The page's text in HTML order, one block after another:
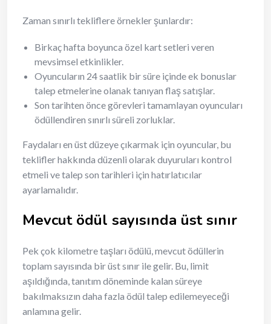
Zaman sınırlı tekliflere örnekler şunlardır:
Birkaç hafta boyunca özel kart setleri veren
mevsimsel etkinlikler.
Oyuncuların 24 saatlik bir süre içinde ek bonuslar
talep etmelerine olanak tanıyan flaş satışlar.
Son tarihten önce görevleri tamamlayan oyuncuları
ödüllendiren sınırlı süreli zorluklar.
Faydaları en üst düzeye çıkarmak için oyuncular, bu
teklifler hakkında düzenli olarak duyuruları kontrol
etmeli ve talep son tarihleri için hatırlatıcılar
ayarlamalıdır.
Mevcut ödül sayısında üst sınır
Pek çok kilometre taşları ödülü, mevcut ödüllerin
toplam sayısında bir üst sınır ile gelir. Bu, limit
aşıldığında, tanıtım döneminde kalan süreye
bakılmaksızın daha fazla ödül talep edilemeyeceği
anlamına gelir.